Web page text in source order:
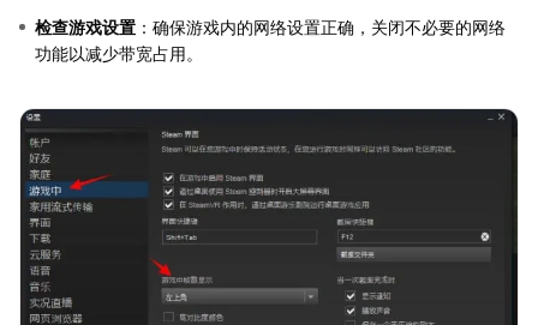
检查游戏设置 ：确保游戏内的网络设置正确，关闭不必要的网络
功能以减少带宽占用。